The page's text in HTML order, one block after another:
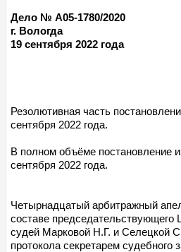
Дело № А05-1780/2020
г. Вологда
19 сентября 2022 года
Резолютивная часть
сентября 2022 года.
В полном объёме постановление
сентября 2022 года.
Четырнадцатый арбитражный
составе
судей Марковой Н.Г. и Селецкой
протокола секретарем